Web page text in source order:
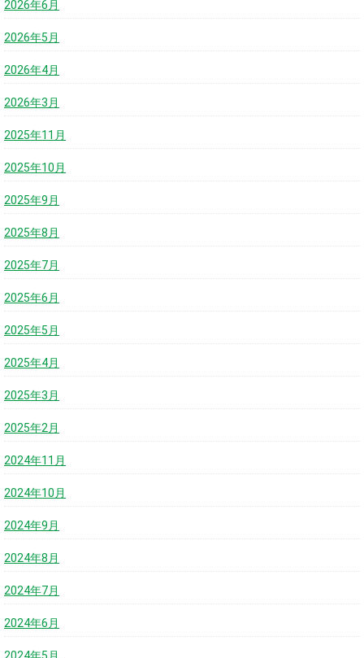
2026年6月
2026年5月
2026年4月
2026年3月
2025年11月
2025年10月
2025年9月
2025年8月
2025年7月
2025年6月
2025年5月
2025年4月
2025年3月
2025年2月
2024年11月
2024年10月
2024年9月
2024年8月
2024年7月
2024年6月